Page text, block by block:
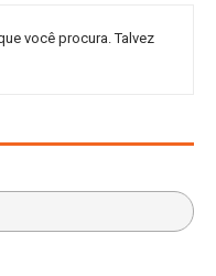
você procura. Talvez